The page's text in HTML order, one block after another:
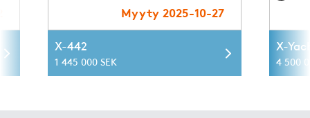
Myyty 2025-10-27
X-442
1 445 000 SEK
X-
4 500